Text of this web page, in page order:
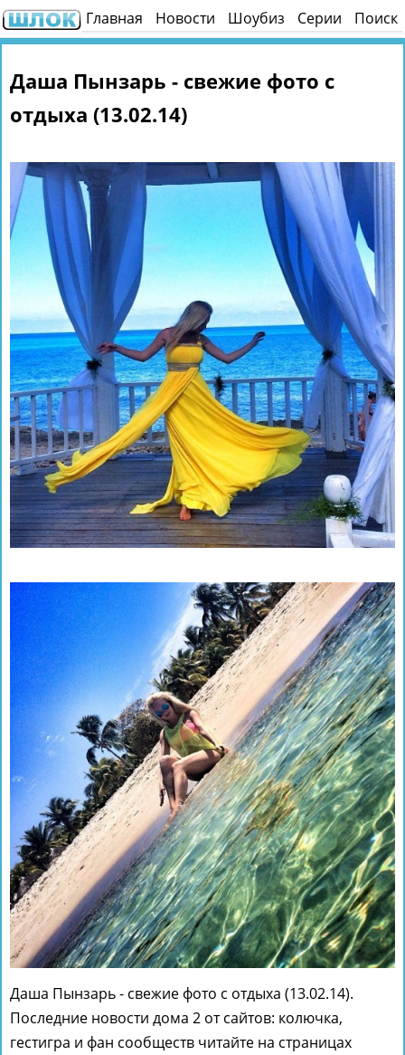
Главная Новости Шоубиз Серии Поиск
Даша Пынзарь - свежие фото с
отдыха (13.02.14)
Даша Пынзарь - свежие фото с отдыха (13.02.14).
Последние новости дома 2 от сайтов: колючка,
гестигра и фан сообществ читайте на страницах